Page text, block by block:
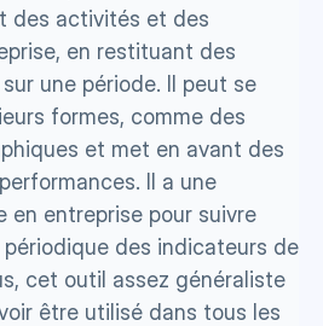
des activités et des
en restituant des
une période. Il peut se
formes, comme des
et met en avant des
Il a une
en entreprise pour suivre
périodique des indicateurs de
cet outil assez généraliste
être utilisé dans tous les